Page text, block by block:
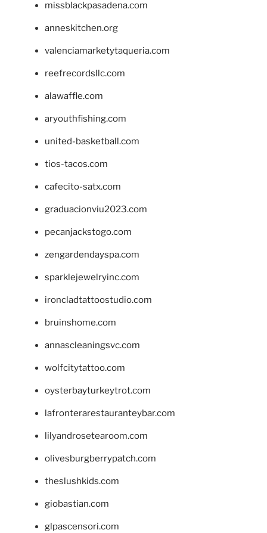
missblackpasadena.com
anneskitchen.org
valenciamarketytaqueria.com
reefrecordsllc.com
alawaffle.com
aryouthfishing.com
united-basketball.com
tios-tacos.com
cafecito-satx.com
graduacionviu2023.com
pecanjackstogo.com
zengardendayspa.com
sparklejewelryinc.com
ironcladtattoostudio.com
bruinshome.com
annascleaningsvc.com
wolfcitytattoo.com
oysterbayturkeytrot.com
lafronterarestauranteybar.com
lilyandrosetearoom.com
olivesburgberrypatch.com
theslushkids.com
giobastian.com
glpascensori.com